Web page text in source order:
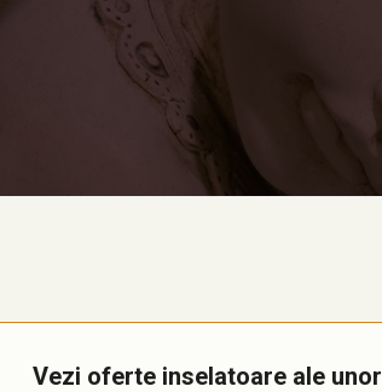
Vezi oferte inselatoare ale unor